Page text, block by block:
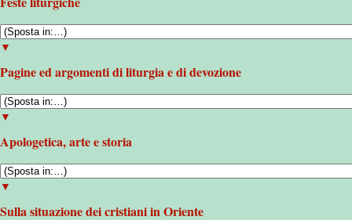
▼
Pagine ed argomenti di liturgia e di devozione
▼
Apologetica, arte e storia
▼
Sulla situazione dei cristiani in Oriente